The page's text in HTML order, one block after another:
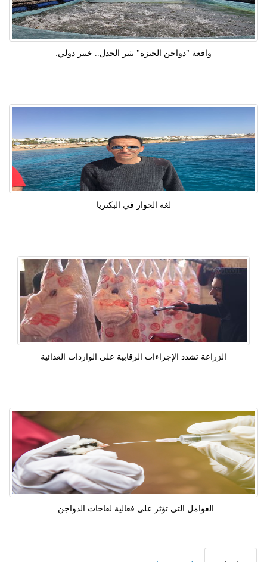
واقعة "دواجن الجيزة" تثير الجدل.. خبير دولي:
لغة الحوار في البكتريا
الزراعة تشدد الإجراءات الرقابية على الواردات الغذائية
العوامل التي تؤثر على فعالية لقاحات الدواجن..